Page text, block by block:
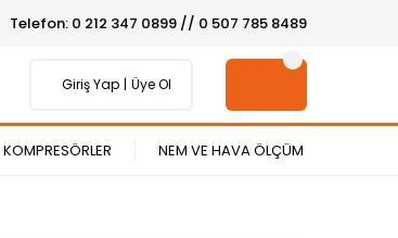
Telefon: 0 212 347 0899 // 0 507 785 8489
Giriş Yap Üye Ol
KOMPRESÖRLER NEM VE HAVA ÖLÇÜM